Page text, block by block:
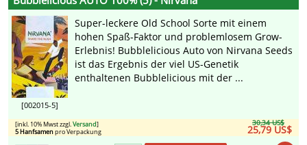
[002015-5]
Super-leckere Old School Sorte mit einem
hohen Spaß-Faktor und problemlosem Grow-
Erlebnis! Bubblelicious Auto von Nirvana Seeds
ist das Ergebnis der viel US-Genetik
enthaltenen Bubblelicious mit der ...
30,34 US$
25,79 US$
[inkl. 10% Mwst zzgl.Versand]
5 Hanfsamenpro Verpackung